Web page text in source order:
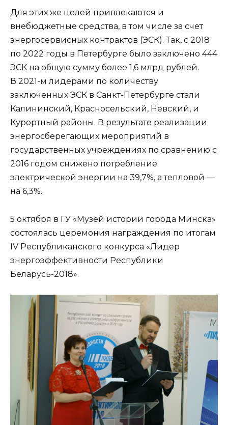
Для этих же целей привлекаются и
внебюджетные средства, в том числе за счет
энергосервисных контрактов (ЭСК). Так, с 2018
по 2022 годы в Петербурге было заключено 444
ЭСК на общую сумму более 1,6 млрд рублей.
В 2021-м лидерами по количеству
заключенных ЭСК в Санкт-Петербурге стали
Калининский, Красносельский, Невский, и
Курортный районы. В результате реализации
энергосберегающих мероприятий в
государственных учреждениях по сравнению с
2016 годом снижено потребление
электрической энергии на 39,7%, а тепловой —
на 6,3%.
5 октября в ГУ «Музей истории города Минска»
состоялась церемония награждения по итогам
IV Республиканского конкурса «Лидер
энергоэффективности Республики
Беларусь-2018».